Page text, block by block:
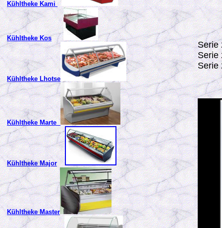
Kühltheke Kami
Kühltheke Kos
Kühltheke Lhotse
Kühltheke Marte
Kühltheke Major
Kühltheke Master
Serie
Serie
Serie